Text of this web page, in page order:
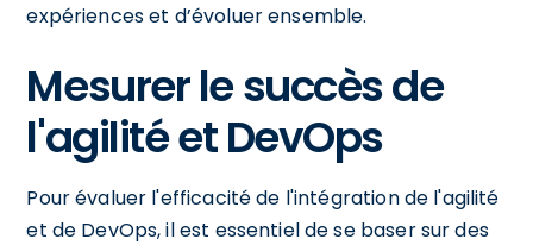
expériences et d’évoluer ensemble.
Mesurer le succès de
l'agilité et DevOps
Pour évaluer l'efficacité de l'intégration de l'agilité
et de DevOps, il est essentiel de se baser sur des